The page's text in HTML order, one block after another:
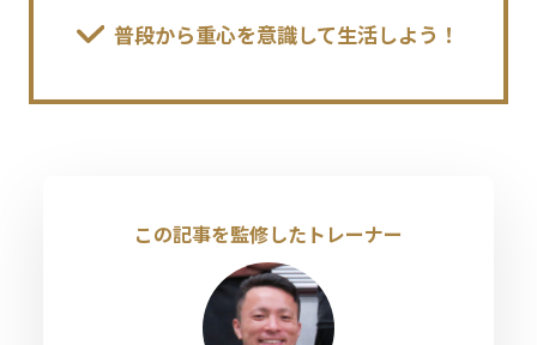
普段から重心を意識して生活しよう！
この記事を監修したトレーナー